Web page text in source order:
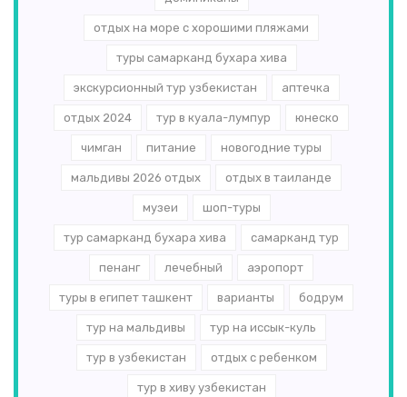
отдых на море с хорошими пляжами
туры самарканд бухара хива
экскурсионный тур узбекистан аптечка
отдых 2024 тур в куала-лумпур юнеско
чимган питание новогодние туры
мальдивы 2026 отдых отдых в таиланде
музеи шоп-туры
тур самарканд бухара хива самарканд тур
пенанг лечебный аэропорт
туры в египет ташкент варианты бодрум
тур на мальдивы тур на иссык-куль
тур в узбекистан отдых с ребенком
тур в хиву узбекистан